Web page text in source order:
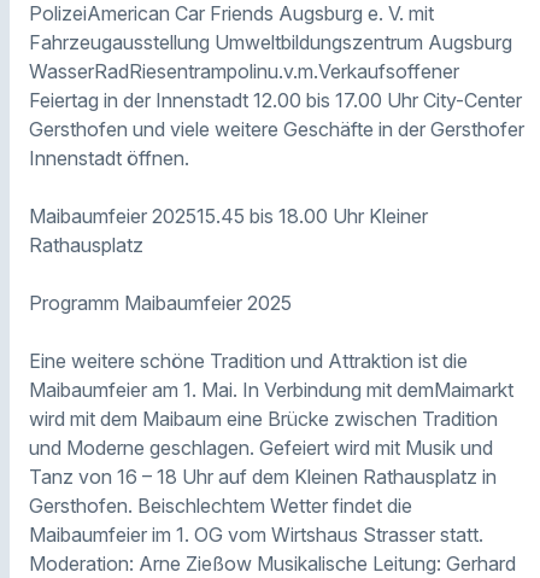
PolizeiAmerican Car Friends Augsburg e. V. mit
Fahrzeugausstellung Umweltbildungszentrum Augsburg
WasserRadRiesentrampolinu.v.m.Verkaufsoffener
Feiertag in der Innenstadt 12.00 bis 17.00 Uhr City-Center
Gersthofen und viele weitere Geschäfte in der Gersthofer
Innenstadt öffnen.
Maibaumfeier 202515.45 bis 18.00 Uhr Kleiner
Rathausplatz
Programm Maibaumfeier 2025
Eine weitere schöne Tradition und Attraktion ist die
Maibaumfeier am 1. Mai. In Verbindung mit demMaimarkt
wird mit dem Maibaum eine Brücke zwischen Tradition
und Moderne geschlagen. Gefeiert wird mit Musik und
Tanz von 16 – 18 Uhr auf dem Kleinen Rathausplatz in
Gersthofen. Beischlechtem Wetter findet die
Maibaumfeier im 1. OG vom Wirtshaus Strasser statt.
Moderation: Arne Zießow Musikalische Leitung: Gerhard